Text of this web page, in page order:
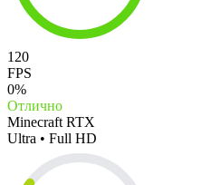
120
FPS
0%
Отлично
Minecraft RTX
Ultra • Full HD